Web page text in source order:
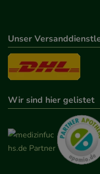
auch auf Ihre
anzuzeigen und unser
betreiben.
Informationen über die
unserer Website
unsere Website
den Inhalt auf unserer
Werbung auf
zu gestalten. Bitte
Unser
Wir sind hier gelistet